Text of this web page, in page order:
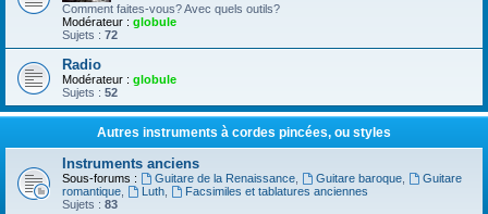
Comment faites-vous? Avec quels outils?
Modérateur : globule
Sujets : 72
Radio
Modérateur : globule
Sujets : 52
Autres instruments à cordes pincées, ou styles
Instruments anciens
Sous-forums : Guitare de la Renaissance, Guitare baroque,
Guitare
romantique
Luth,
Facsimiles et tablatures anciennes
Sujets : 83